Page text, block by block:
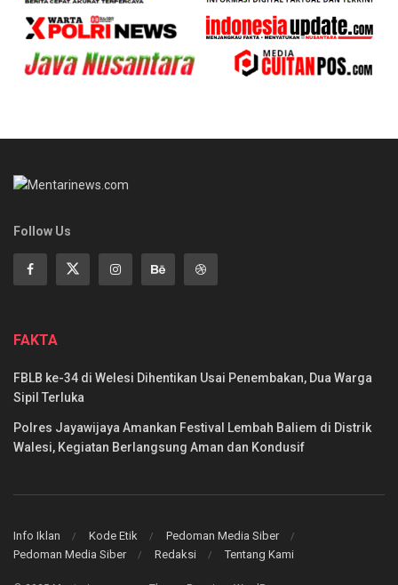
Follow Us
FAKTA
FBLB ke-34 di Welesi Dihentikan Usai Penembakan, Dua Warga
Sipil Terluka
Polres Jayawijaya Amankan Festival Lembah Baliem di Distrik
Walesi, Kegiatan Berlangsung Aman dan Kondusif
Info Iklan Kode Etik
Pedoman Media Siber
Pedoman Media Siber
Redaksi Tentang Kami